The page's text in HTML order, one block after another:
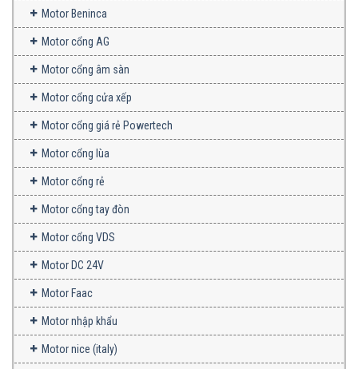
Motor Beninca
Motor cổng AG
Motor cổng âm sàn
Motor cổng cửa xếp
Motor cổng giá rẻ Powertech
Motor cổng lùa
Motor cổng rẻ
Motor cổng tay đòn
Motor cổng VDS
Motor DC 24V
Motor Faac
Motor nhập khẩu
Motor nice (italy)